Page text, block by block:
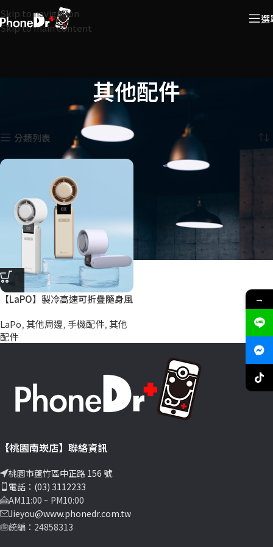
Skip to navigation
Skip to main content
選
其他配件
其他配件
分類列表
【LaPO】製冷高速可折疊隨身風
LaPo,其他周邊,手機配件,其他
配件
【桃園南崁店】聯絡資訊
桃園市蘆竹區中正路 156 號
電話：(03) 3112233
AM11:00 ~ PM10:00
Jieyou@www.phonedr.com.tw
統編：24858313
→